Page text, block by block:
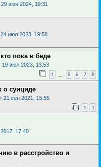
29 июн 2024, 19:31
24 июл 2023, 19:58
пока в беде
19 июл 2023, 13:53
1 5 6 7 8
о суициде
21 сен 2021, 15:55
1 2
17:40
в расстройство и